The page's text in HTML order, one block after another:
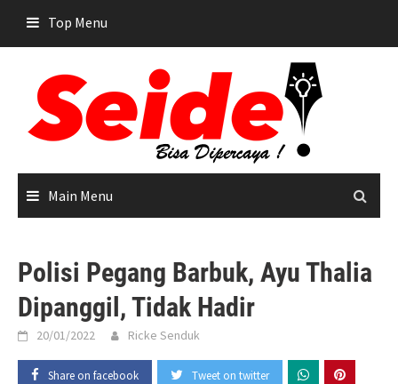
content
Top Menu
Main Menu
Polisi Pegang Barbuk, Ayu Thalia
Dipanggil, Tidak Hadir
20/01/2022 Ricke Senduk
Share on facebook Tweet on twitter